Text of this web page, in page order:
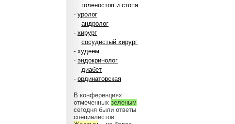
голеностоп и стопа
- уролог
андролог
- хирург
сосудистый хирург
- худеем...
- эндокринолог
диабет
- ординаторская
В конференциях
отмеченных зеленым
сегодня были ответы
специалистов.